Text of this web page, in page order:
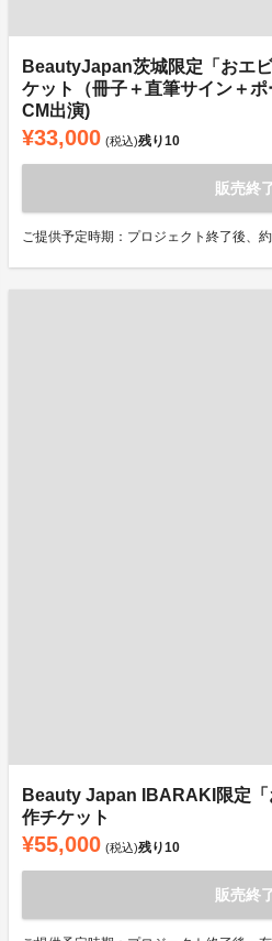
BeautyJapan茨城限定「おエ
ケット（冊子＋直筆サイン＋
CM出演)
¥33,000 (税込)残り10
販売終
ご提供予定時期：プロジェクト終了後、
Beauty Japan IBARAKI限定「
作チケット
¥55,000 (税込)残り10
販売終